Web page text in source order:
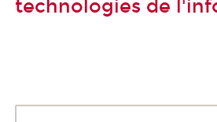
technologies de